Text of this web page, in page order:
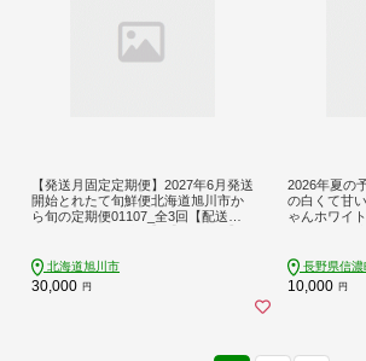
【発送月固定定期便】2027年6月発送
開始とれたて旬鮮便北海道旭川市か
ら旬の定期便01107_全3回【配送不
北海道旭川市
30,000 円
2026年夏の
の白くて甘
ゃんホワイ
税】長野県信濃
10,000 円